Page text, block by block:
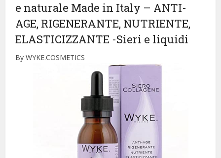
e naturale Made in Italy – ANTI-
AGE, RIGENERANTE, NUTRIENTE,
ELASTICIZZANTE -Sieri e liquidi
By WYKE.COSMETICS